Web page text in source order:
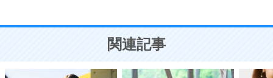
ことが大切。
関連記事